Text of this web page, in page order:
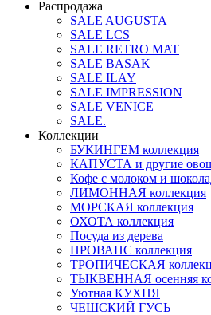
Распродажа
SALE AUGUSTA
SALE LCS
SALE RETRO MAT
SALE BASAK
SALE ILAY
SALE IMPRESSION
SALE VENICE
SALE.
Коллекции
БУКИНГЕМ коллекция
КАПУСТА и другие
Кофе с молоком и
ЛИМОННАЯ коллекция
МОРСКАЯ коллекция
ОХОТА коллекция
Посуда из дерева
ПРОВАНС коллекция
ТРОПИЧЕСКАЯ
ТЫКВЕННАЯ осенняя
Уютная КУХНЯ
ЧЕШСКИЙ ГУСЬ